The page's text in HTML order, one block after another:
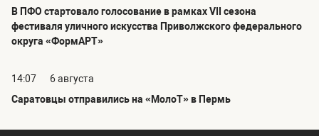
В ПФО стартовало голосование в рамках VII сезона
фестиваля уличного искусства Приволжского федерального
округа «ФормАРТ»
14:07
6 августа
Саратовцы отправились на «МолоТ» в Пермь